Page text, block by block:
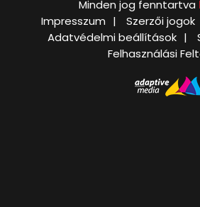
Minden jog fenntartva
Impresszum
Szerzői jogok
Adatvédelmi beállítások
Felhasználási